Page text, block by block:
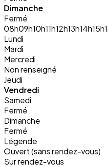
Dimanche
Fermé
08h09h10h11h12h13h14h15h
Lundi
Mardi
Mercredi
Non renseigné
Jeudi
Vendredi
Samedi
Fermé
Dimanche
Fermé
Légende
Ouvert (sans rendez-vous)
Sur rendez-vous